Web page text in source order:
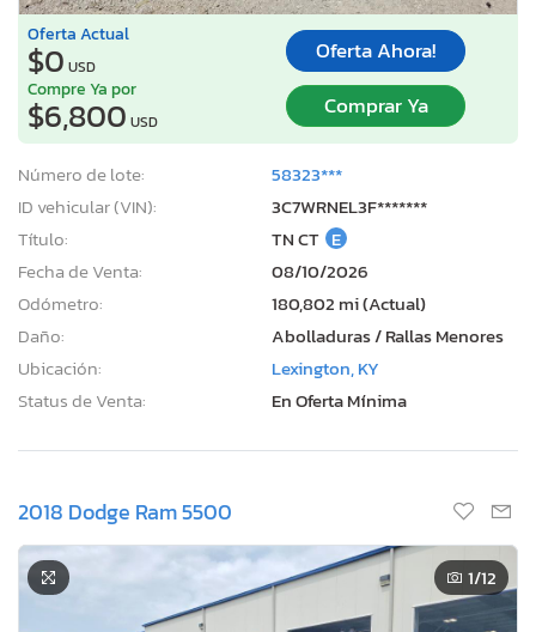
Oferta Actual
$0 USD
Oferta Ahora!
Compre Ya por
$6,800 USD
Comprar Ya
Número de lote:
58323***
ID vehicular (VIN):
3C7WRNEL3F*******
Título:
TN CT E
Fecha de Venta:
08/10/2026
Odómetro:
180,802 mi (Actual)
Daño:
Abolladuras / Rallas Menores
Ubicación:
Lexington, KY
Status de Venta:
En Oferta Mínima
2018 Dodge Ram 5500
1/12